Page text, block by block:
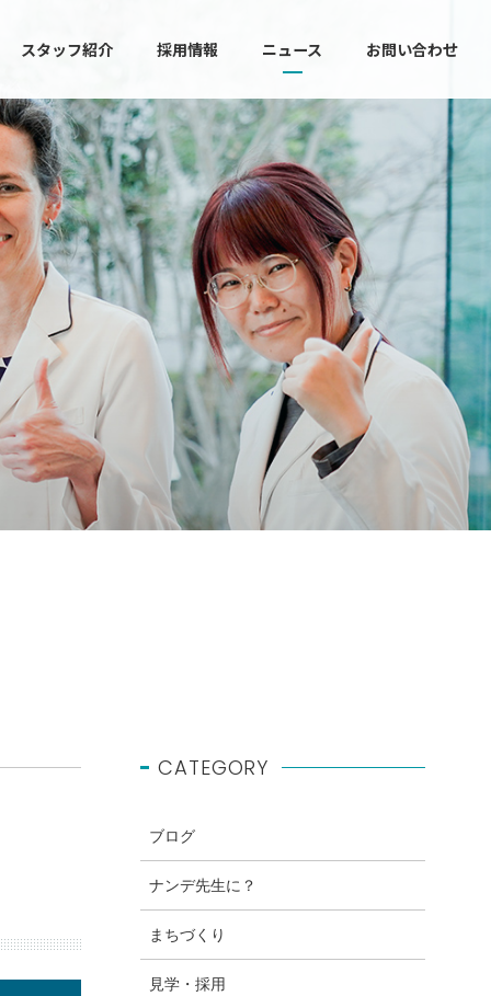
スタッフ紹介 採用情報 ニュース お問い合わせ
CATEGORY
ブログ
ナンデ先生に？
まちづくり
見学・採用